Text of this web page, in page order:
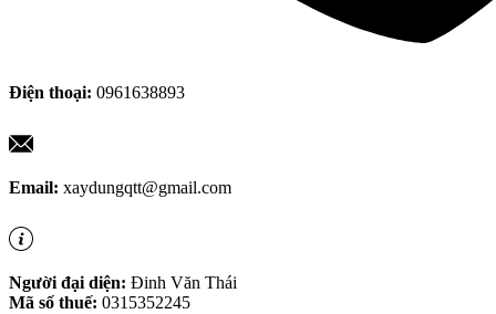
Điện thoại: 0961638893
Email: xaydungqtt@gmail.com
Người đại diện: Đinh Văn Thái
Mã số thuế: 0315352245